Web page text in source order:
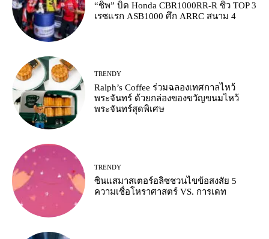
“ชิพ” บิด Honda CBR1000RR-R ซิว TOP 3
เรซแรก ASB1000 ศึก ARRC สนาม 4
TRENDY
Ralph’s Coffee ร่วมฉลองเทศกาลไหว้
พระจันทร์ ด้วยกล่องของขวัญขนมไหว้
พระจันทร์สุดพิเศษ
TRENDY
ซินแสมาสเตอร์อลิซชวนไขข้อสงสัย 5
ความเชื่อโหราศาสตร์ VS. การเดท